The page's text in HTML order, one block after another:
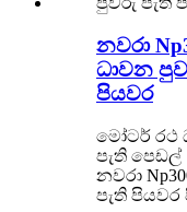
නවරා
ධාවන
පියවර
මෝටර් රථ
පැති පෙඩල්
නවරා
පැති පියවර